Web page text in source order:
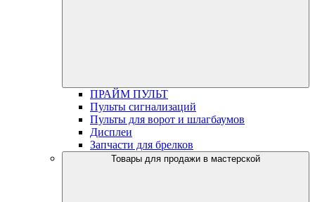
ПРАЙМ ПУЛЬТ
Пульты сигнализаций
Пульты для ворот и шлагбаумов
Дисплеи
Запчасти для брелков
Товары для продажи в мастерской